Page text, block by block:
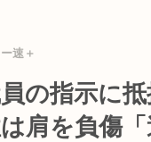
モメンで集まって共同
速＋
員の指示に
肩を負傷